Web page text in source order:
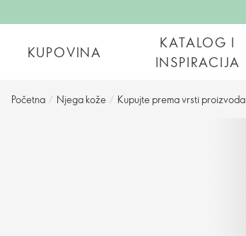
KUPOVINA
KATALOG I
INSPIRACIJA
Početna / Njega kože / Kupujte prema vrsti proizvoda